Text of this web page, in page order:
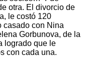
otra. El divorcio de
le costó 120
casado con Nina
Gorbunova, de la
logrado que le
con cada una.